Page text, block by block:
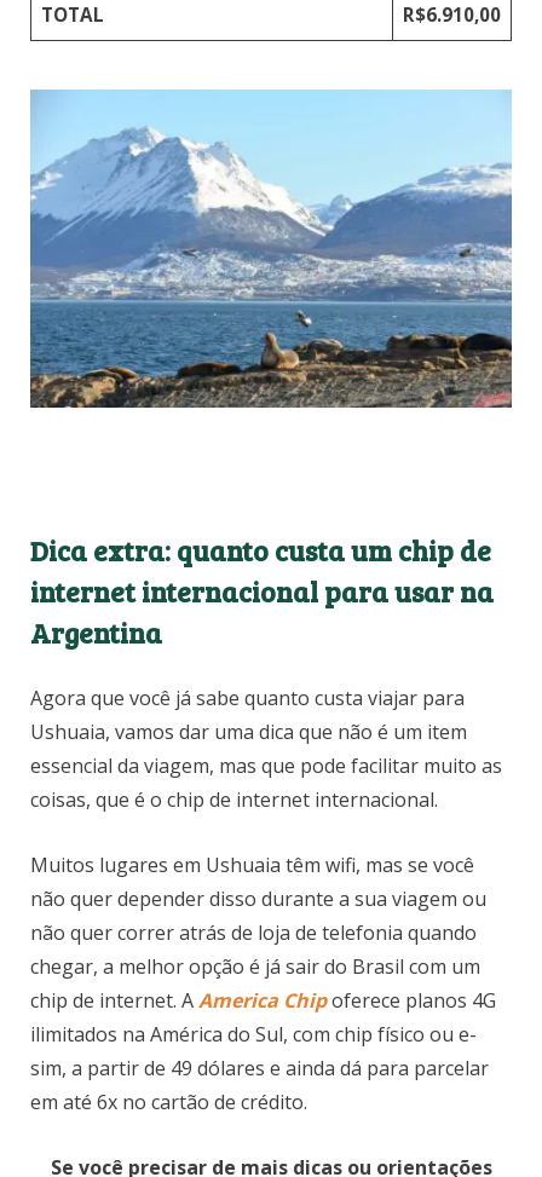
TOTAL R$6.910,00
Dica extra: quanto custa um chip de
internet internacional para usar na
Argentina
Agora que você já sabe quanto custa viajar para
Ushuaia, vamos dar uma dica que não é um item
essencial da viagem, mas que pode facilitar muito as
coisas, que é o chip de internet internacional.
Muitos lugares em Ushuaia têm wifi, mas se você
não quer depender disso durante a sua viagem ou
não quer correr atrás de loja de telefonia quando
chegar, a melhor opção é já sair do Brasil com um
chip de internet. AAmerica Chipoferece planos 4G
ilimitados na América do Sul, com chip físico ou e-
sim, a partir de 49 dólares e ainda dá para parcelar
em até 6x no cartão de crédito.
Se você precisar de mais dicas ou orientações